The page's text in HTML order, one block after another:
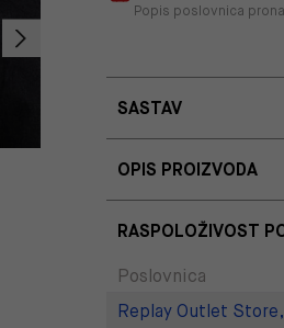
Popis poslovnica
SASTAV
OPIS PROIZVODA
RASPOLOŽIVOST
Poslovnica
Replay Outlet